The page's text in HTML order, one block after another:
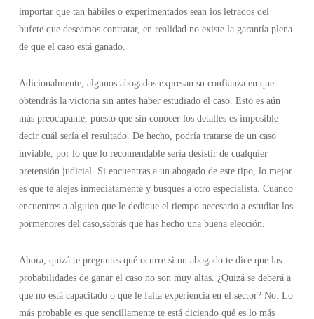
importar que tan hábiles o experimentados sean los letrados del
bufete que deseamos contratar, en realidad no existe la garantía plena
de que el caso está ganado.
Adicionalmente, algunos abogados expresan su confianza en que
obtendrás la victoria sin antes haber estudiado el caso. Esto es aún
más preocupante, puesto que sin conocer los detalles es imposible
decir cuál sería el resultado. De hecho, podría tratarse de un caso
inviable, por lo que lo recomendable sería desistir de cualquier
pretensión judicial. Si encuentras a un abogado de este tipo, lo mejor
es que te alejes inmediatamente y busques a otro especialista. Cuando
encuentres a alguien que le dedique el tiempo necesario a estudiar los
pormenores del caso,sabrás que has hecho una buena elección.
Ahora, quizá te preguntes qué ocurre si un abogado te dice que las
probabilidades de ganar el caso no son muy altas. ¿Quizá se deberá a
que no está capacitado o qué le falta experiencia en el sector? No. Lo
más probable es que sencillamente te está diciendo qué es lo más